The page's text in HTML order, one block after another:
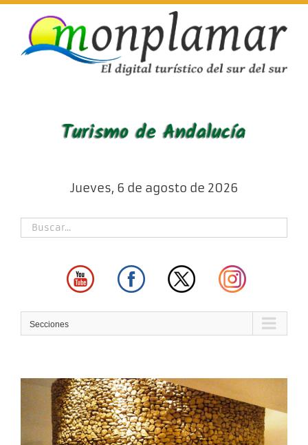
Skip
content
Jueves, 6 de agosto de 2026
Secciones